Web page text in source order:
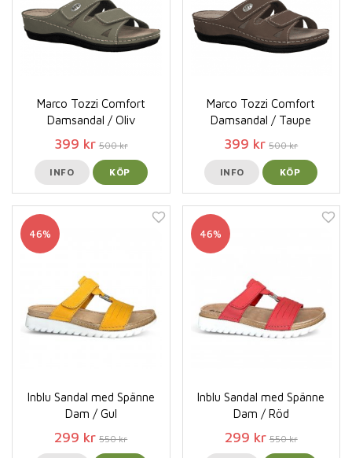
Marco Tozzi Comfort
Damsandal / Oliv
399 kr 500 kr
INFO KÖP
Marco Tozzi Comfort
Damsandal / Taupe
399 kr 500 kr
INFO KÖP
46%
Inblu Sandal med Spänne
Dam / Gul
299 kr 550 kr
46%
Inblu Sandal med Spänne
Dam / Röd
299 kr 550 kr